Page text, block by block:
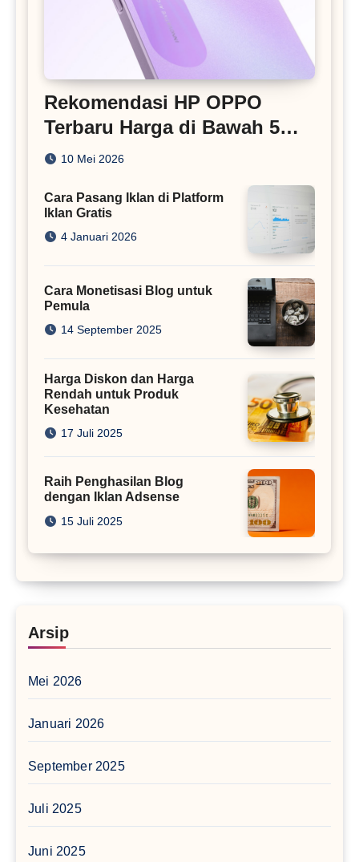
Rekomendasi HP OPPO
Terbaru Harga di Bawah 5
Juta
10 Mei 2026
Cara Pasang Iklan di Platform
Iklan Gratis
4 Januari 2026
Cara Monetisasi Blog untuk
Pemula
14 September 2025
Harga Diskon dan Harga
Rendah untuk Produk
Kesehatan
17 Juli 2025
Raih Penghasilan Blog
dengan Iklan Adsense
15 Juli 2025
Arsip
Mei 2026
Januari 2026
September 2025
Juli 2025
Juni 2025